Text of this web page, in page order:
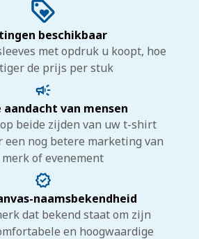
beschikbaar
met opdruk u koopt, hoe
de prijs per stuk
aandacht van mensen
beide zijden van uw t-shirt
een nog betere marketing van
of evenement
naamsbekendheid
dat bekend staat om zijn
en hoogwaardige